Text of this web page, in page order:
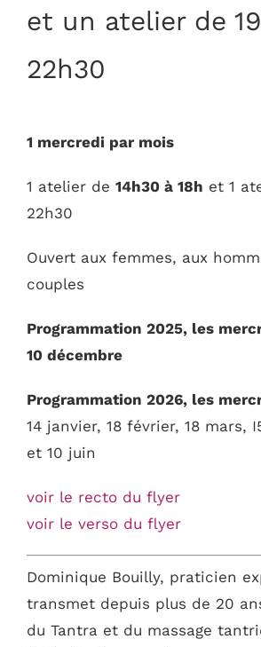
et un atelier de
22h30
1 mercredi par mois
1 atelier de 14h30 à 18h et 1
22h30
Ouvert aux femmes, aux
couples
Programmation 2025, les
10 décembre
Programmation 2026, les
14 janvier, 18 février, 18 mars,
et 10 juin
voir le recto du flyer
voir le verso du flyer
Dominique Bouilly, praticien
transmet depuis plus de 20
du Tantra et du massage